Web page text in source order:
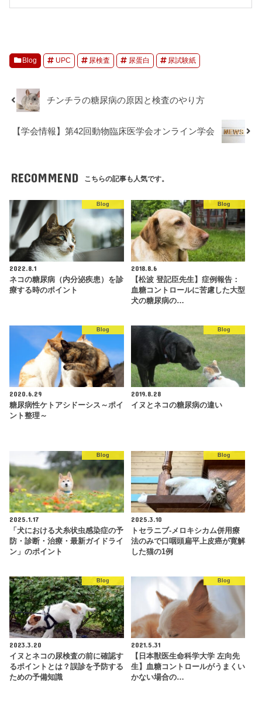
Blog UPC 尿検査 尿蛋白 尿試験紙
チンチラの糖尿病の原因と検査のやり方
【学会情報】第42回動物臨床医学会オンライン学会
RECOMMEND こちらの記事も人気です。
Blog
2022.8.1
ネコの糖尿病（内分泌疾患）を診
療する時のポイント
Blog
2018.8.6
【松波 登記臣先生】症例報告：
血糖コントロールに苦慮した大型
犬の糖尿病の…
Blog
2020.6.29
糖尿病性ケトアシドーシス～ポイ
ント整理～
Blog
2019.8.28
イヌとネコの糖尿病の違い
Blog
2025.1.17
「犬における犬糸状虫感染症の予
防・診断・治療・最新ガイドライ
ン」のポイント
Blog
2025.3.10
トセラニブ-メロキシカム併用療
法のみで口咽頭扁平上皮癌が寛解
した猫の1例
Blog
2023.3.20
イヌとネコの尿検査の前に確認す
るポイントとは？誤診を予防する
ための予備知識
Blog
2021.5.31
【日本獣医生命科学大学 左向先
生】血糖コントロールがうまくい
かない場合の…